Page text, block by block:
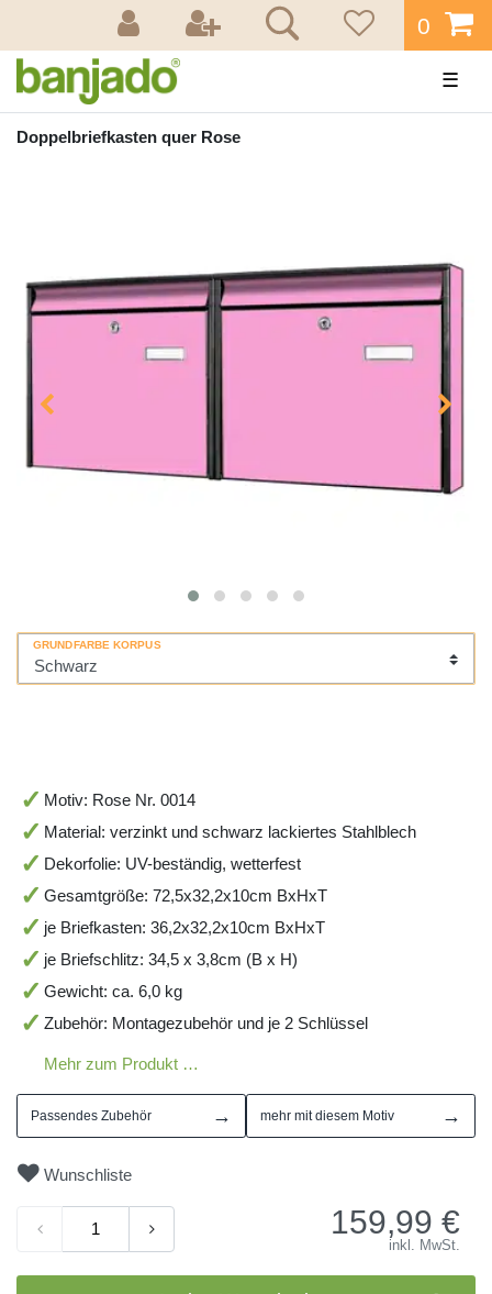
0
☰
Doppelbriefkasten quer Rose
GRUNDFARBE KORPUS
Motiv: Rose Nr. 0014
Material: verzinkt und schwarz lackiertes Stahlblech
Dekorfolie: UV-beständig, wetterfest
Gesamtgröße: 72,5x32,2x10cm BxHxT
je Briefkasten: 36,2x32,2x10cm BxHxT
je Briefschlitz: 34,5 x 3,8cm (B x H)
Gewicht: ca. 6,0 kg
Zubehör: Montagezubehör und je 2 Schlüssel
Mehr zum Produkt …
Passendes Zubehör → mehr mit diesem Motiv →
Wunschliste
159,99 €
inkl. MwSt.